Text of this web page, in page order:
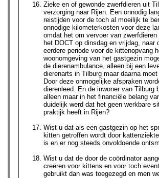
Zieke en of gewonde zwerfdieren uit
verzorging naar Rijen. Een onnodig
reistijden voor de toch al moeilijk te
onnodige kilometerkosten voor deze
omdat het om vervoer van
het DOCT op dinsdag en vrijdag,
eerdere periode voor de kittenopvang
woonomgeving van het gastgezin
de dierenambulance, alleen bij een
dierenarts in Tilburg maar daarna
Door deze onmogelijke afspraken
dierenleed. En de inwoner van Tilburg
alleen maar in het financiële belang
duidelijk werd dat het geen werkbare
praktijk heeft in Rijen?
Wist u dat als een gastgezin op het
kitten getroffen wordt door
is en er nog steeds onvoldoende
Wist u dat de door de coördinator
creëren voor kittens en voor toch
gebruikt dan was toegezegd en men